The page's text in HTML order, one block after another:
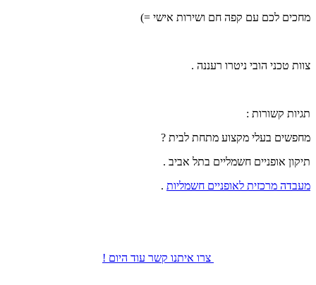
מחכים לכם עם קפה חם ושירות אישי =)
צוות טכני הובי ניטרו רעננה .
תגיות קשורות :
מחפשים בעלי מקצוע מתחת לבית ?
תיקון אופניים חשמליים בתל אביב .
מעבדה מרכזית לאופניים חשמליות .
צרו איתנו קשר עוד היום !